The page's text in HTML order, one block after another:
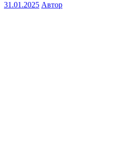
31.01.2025 Автор